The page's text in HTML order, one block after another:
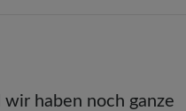
haben noch ganze